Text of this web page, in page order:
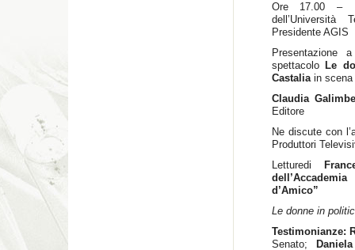
Ore 17.00
Presidente AGIS
spettacolo Le
Castaliain scena
Claudia
Editore
Ne discute con
Produttori
Letturedi
d’Amico”
Le donne in
Testimonianze:
Senato;